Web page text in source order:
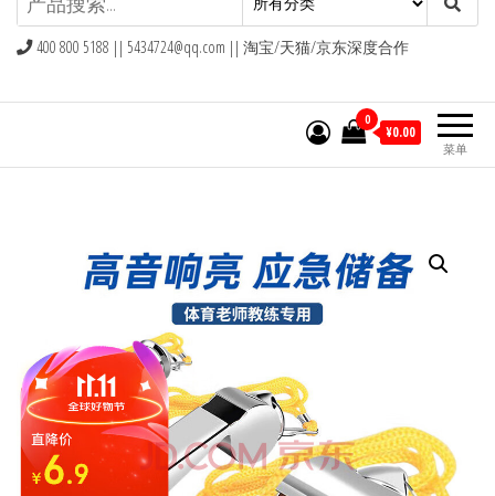
块九官网
400 800 5188 || 5434724@qq.com || 淘宝/天猫/京东深度合作
菜单
0
¥0.00